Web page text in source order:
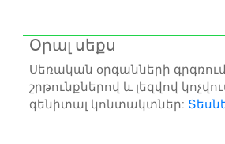
Օրալ սեքս
Սեռական օրգանների
շրթունքներով և լեզվով
գենիտալ կոնտակտներ: